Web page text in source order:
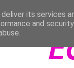
its services
and